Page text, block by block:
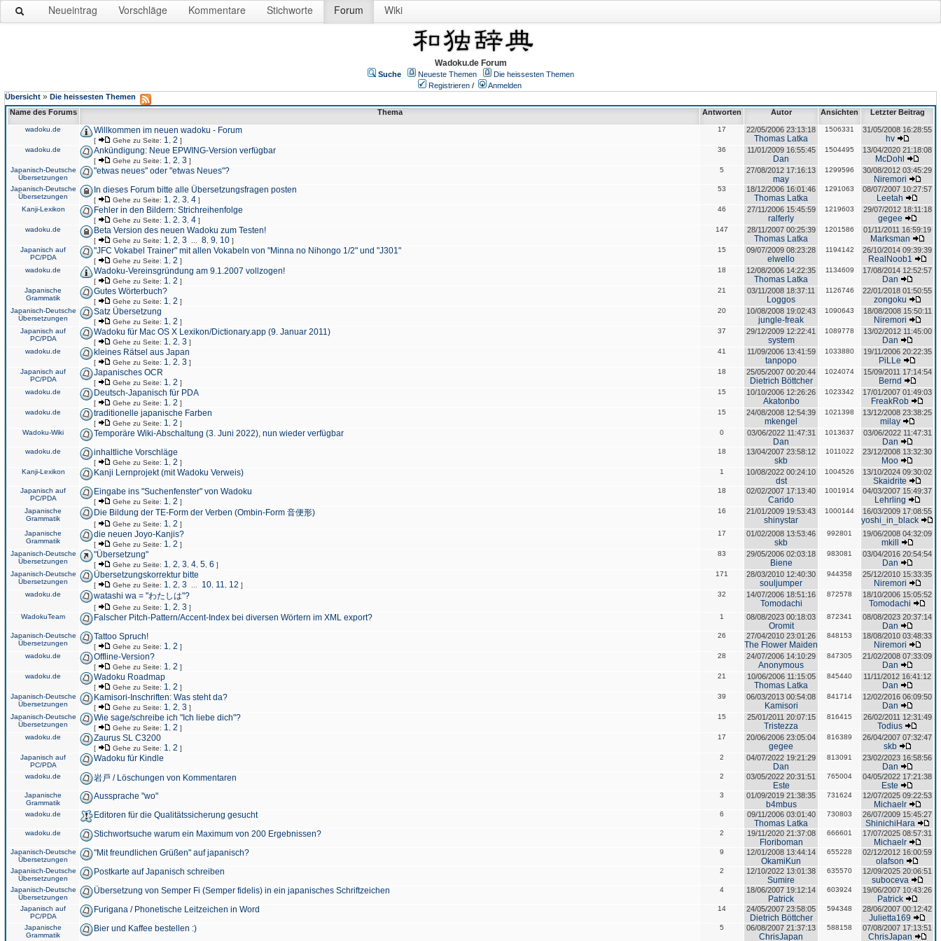
Neueintrag Vorschläge Kommentare Stichworte Forum Wiki
Wadoku.de Forum
Suche Neueste Themen
Die heissesten Themen
Registrieren /
Anmelden
Übersicht » Die heissesten Themen
Name des Forums
Thema Antworten Autor Ansichten Letzter Beitrag
wadoku.de Willkommen im neuen wadoku - Forum
[ Gehe zu Seite: 1 2 ]
17 22/05/2006 23:13:18
Thomas Latka
1506331 31/05/2008 16:28:55
hv
wadoku.de Ankündigung: Neue EPWING-Version verfügbar
[ Gehe zu Seite: 1 2 3 ]
36 11/01/2009 16:55:45
Dan
1504495 13/04/2020 21:18:08
McDohl
Japanisch-Deutsche
Übersetzungen
"etwas neues" oder "etwas Neues"? 5 27/08/2012 17:16:13
may
1299596 30/08/2012 03:45:29
Niremori
Japanisch-Deutsche
Übersetzungen
In dieses Forum bitte alle Übersetzungsfragen posten
[ Gehe zu Seite: 1 2 3 4 ]
53 18/12/2006 16:01:46
Thomas Latka
1291063 08/07/2007 10:27:57
Leetah
Kanji-Lexikon Fehler in den Bildern: Strichreihenfolge
[ Gehe zu Seite: 1 2 3 4 ]
46 27/11/2006 15:45:59
ralferly
1219603 29/07/2012 18:11:18
gegee
wadoku.de Beta Version des neuen Wadoku zum Testen!
[ Gehe zu Seite: 1 2 3 8 9 10 ]
147 28/11/2007 00:25:39
Thomas Latka
1201586 01/11/2011 16:59:19
Marksman
Japanisch auf
PC/PDA
"JFC Vokabel Trainer" mit allen Vokabeln von "Minna no Nihongo 1/2" und "J301"
[ Gehe zu Seite: 1 2 ]
15 09/07/2009 08:23:28
elwello
1194142 26/10/2014 09:39:39
RealNoob1
wadoku.de Wadoku-Vereinsgründung am 9.1.2007 vollzogen!
[ Gehe zu Seite: 1 2 ]
18 12/08/2006 14:22:35
Thomas Latka
1134609 17/08/2014 12:52:57
Dan
Japanische
Grammatik
Gutes Wörterbuch?
[ Gehe zu Seite: 1 2 ]
21 03/11/2008 18:37:11
Loggos
1126746 22/01/2018 01:50:55
zongoku
Japanisch-Deutsche
Übersetzungen
Satz Übersetzung
[ Gehe zu Seite: 1 2 ]
20 10/08/2008 19:02:43
jungle-freak
1090643 18/08/2008 15:50:11
Niremori
Japanisch auf
PC/PDA
Wadoku für Mac OS X Lexikon/Dictionary.app (9. Januar 2011)
[ Gehe zu Seite: 1 2 3 ]
37 29/12/2009 12:22:41
system
1089778 13/02/2012 11:45:00
Dan
wadoku.de kleines Rätsel aus Japan
[ Gehe zu Seite: 1 2 3 ]
41 11/09/2006 13:41:59
tanpopo
1033880 19/11/2006 20:22:35
PiLLe
Japanisch auf
PC/PDA
Japanisches OCR
[ Gehe zu Seite: 1 2 ]
18 25/05/2007 00:20:44
Dietrich Böttcher
1024074 15/09/2011 17:14:54
Bernd
wadoku.de Deutsch-Japanisch für PDA
[ Gehe zu Seite: 1 2 ]
15 10/10/2006 12:26:26
Akatonbo
1023342 17/01/2007 01:49:03
FreakRob
wadoku.de traditionelle japanische Farben
[ Gehe zu Seite: 1 2 ]
15 24/08/2008 12:54:39
mkengel
1021398 13/12/2008 23:38:25
milay
Wadoku-Wiki Temporäre Wiki-Abschaltung (3. Juni 2022), nun wieder verfügbar 0 03/06/2022 11:47:31
Dan
1013637 03/06/2022 11:47:31
Dan
wadoku.de inhaltliche Vorschläge
[ Gehe zu Seite: 1 2 ]
18 13/04/2007 23:58:12
skb
1011022 23/12/2008 13:32:30
Moo
Kanji-Lexikon Kanji Lernprojekt (mit Wadoku Verweis) 1 10/08/2022 00:24:10
dst
1004526 13/10/2024 09:30:02
Skaidrite
Japanisch auf
PC/PDA
Eingabe ins "Suchenfenster" von Wadoku
[ Gehe zu Seite: 1 2 ]
18 02/02/2007 17:13:40
Carido
1001914 04/03/2007 15:49:37
Lehrling
Japanische
Grammatik
Die Bildung der TE-Form der Verben (Ombin-Form 音便形)
[ Gehe zu Seite: 1 2 ]
16 21/01/2009 19:53:43
shinystar
1000144 16/03/2009 17:08:55
yoshi_in_black
Japanische
Grammatik
die neuen Joyo-Kanjis?
[ Gehe zu Seite: 1 2 ]
17 01/02/2008 13:53:46
skb
992801 19/06/2008 04:32:09
mkill
Japanisch-Deutsche
Übersetzungen
"Übersetzung"
[ Gehe zu Seite: 1 2 3 4 5 6 ]
83 29/05/2006 02:03:18
Biene
983081 03/04/2016 20:54:54
Dan
Japanisch-Deutsche
Übersetzungen
Übersetzungskorrektur bitte
[ Gehe zu Seite: 1 2 3 10 11 12 ]
171 28/03/2010 12:40:30
souljumper
944358 25/12/2010 15:33:35
Niremori
wadoku.de watashi wa = "わたしは"?
[ Gehe zu Seite: 1 2 3 ]
32 14/07/2006 18:51:16
Tomodachi
872578 18/10/2006 15:05:52
Tomodachi
WadokuTeam Falscher Pitch-Pattern/Accent-Index bei diversen Wörtern im XML export? 1 08/08/2023 00:18:03
Oromit
872341 08/08/2023 20:37:14
Dan
Japanisch-Deutsche
Übersetzungen
Tattoo Spruch!
[ Gehe zu Seite: 1 2 ]
26 27/04/2010 23:01:26
The Flower Maiden
848153 18/08/2010 03:48:33
Niremori
wadoku.de Offline-Version?
[ Gehe zu Seite: 1 2 ]
28 24/07/2006 14:10:29
Anonymous
847305 21/02/2008 07:33:09
Dan
wadoku.de Wadoku Roadmap
[ Gehe zu Seite: 1 2 ]
21 10/06/2006 11:15:05
Thomas Latka
845440 11/11/2012 16:41:12
Dan
Japanisch-Deutsche
Übersetzungen
Kamisori-Inschriften: Was steht da?
[ Gehe zu Seite: 1 2 3 ]
39 06/03/2013 00:54:08
Kamisori
841714 12/02/2016 06:09:50
Dan
Japanisch-Deutsche
Übersetzungen
Wie sage/schreibe ich "Ich liebe dich"?
[ Gehe zu Seite: 1 2 ]
15 25/01/2011 20:07:15
Tristezza
816415 26/02/2011 12:31:49
Todius
wadoku.de Zaurus SL C3200
[ Gehe zu Seite: 1 2 ]
17 20/06/2006 23:05:04
gegee
816389 26/04/2007 07:32:47
skb
Japanisch auf
PC/PDA
Wadoku für Kindle 2 04/07/2022 19:21:29
Dan
813091 23/02/2023 16:58:56
Dan
wadoku.de 岩戸 / Löschungen von Kommentaren 2 03/05/2022 20:31:51
Este
765004 04/05/2022 17:21:38
Este
Japanische
Grammatik
Aussprache "wo" 3 01/09/2019 21:38:35
b4mbus
731624 12/07/2025 09:22:53
Michaelr
wadoku.de Editoren für die Qualitätssicherung gesucht 6 09/11/2006 03:01:40
Thomas Latka
730803 26/07/2009 15:45:27
ShinichiHara
wadoku.de Stichwortsuche warum ein Maximum von 200 Ergebnissen? 2 19/11/2020 21:37:08
Floriboman
666601 17/07/2025 08:57:31
Michaelr
Japanisch-Deutsche
Übersetzungen
"Mit freundlichen Grüßen" auf japanisch? 9 12/01/2008 13:44:14
OkamiKun
655228 02/12/2012 16:00:59
olafson
Japanisch-Deutsche
Übersetzungen
Postkarte auf Japanisch schreiben 2 12/10/2022 13:01:38
Sumire
635570 12/09/2025 20:06:51
suboceva
Japanisch-Deutsche
Übersetzungen
Übersetzung von Semper Fi (Semper fidelis) in ein japanisches Schriftzeichen 4 18/06/2007 19:12:14
Patrick
603924 19/06/2007 10:43:26
Patrick
Japanisch auf
PC/PDA
Furigana / Phonetische Leitzeichen in Word 14 24/05/2007 23:58:05
Dietrich Böttcher
594348 28/06/2007 00:12:42
Julietta169
Japanische
Grammatik
Bier und Kaffee bestellen :) 5 06/08/2007 21:37:13
ChrisJapan
588158 07/08/2007 17:13:51
ChrisJapan